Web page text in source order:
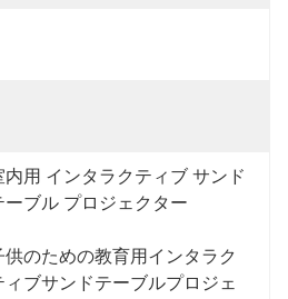
内用 インタラクティブ サンド
ーブル プロジェクター
供のための教育用インタラク
ィブサンドテーブルプロジェ